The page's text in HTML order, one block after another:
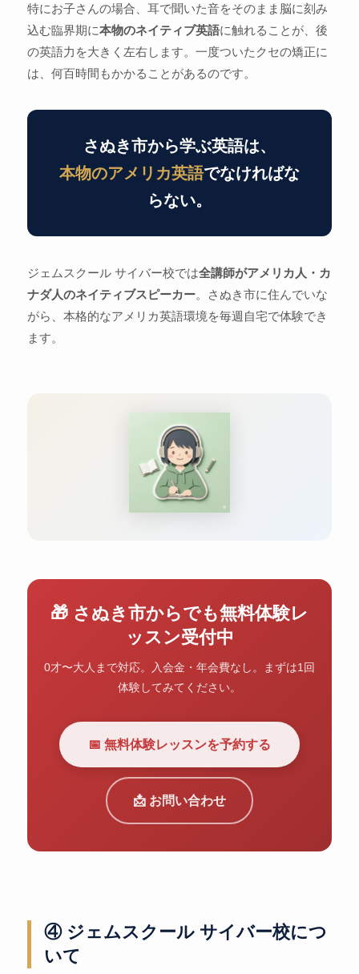
特にお子さんの場合、耳で聞いた音をそのまま脳に刻み
込む臨界期に本物のネイティブ英語に触れることが、後
の英語力を大きく左右します。一度ついたクセの矯正に
は、何百時間もかかることがあるのです。
さぬき市から学ぶ英語は、
本物のアメリカ英語でなければな
らない。
ジェムスクール サイバー校では全講師がアメリカ人・カ
ナダ人のネイティブスピーカー。さぬき市に住んでいな
がら、本格的なアメリカ英語環境を毎週自宅で体験でき
ます。
🎁 さぬき市からでも無料体験レ
ッスン受付中
0才〜大人まで対応。入会金・年会費なし。まずは1回
体験してみてください。
📅 無料体験レッスンを予約する
📩 お問い合わせ
④ ジェムスクール サイバー校につ
いて